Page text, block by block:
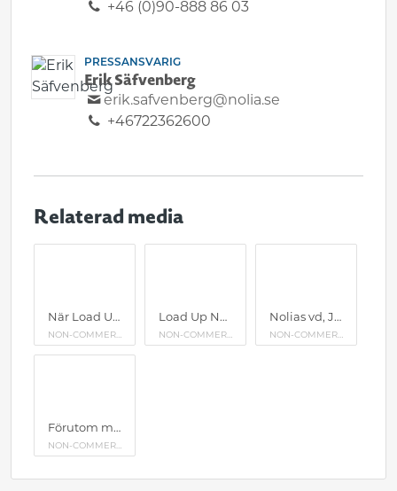
+46 (0)90-888 86 03
PRESSANSVARIG
Erik Säfvenberg
erik.safvenberg@nolia.se
+46722362600
Relaterad media
När Load Up North nu återvänder till Umeå är mässan är mer relevant än någonsin enligt Nolias vd, Jonas Dahlberg.
NON-COMMERCIAL USE
Load Up North är den största branschmässan norr om Stockholm för alla som jobbar inom områdena entreprenadmaskiner, transport, rekrytering, jord och skog samt väg och anläggning. Årets mässa tog ytterligare steg framåt i sin betydelse för norra Sverige.
NON-COMMERCIAL USE
Nolias vd, Jonas Dahlberg, på mässan Load Up North.
NON-COMMERCIAL USE
Förutom många av de största leverantörerna på plats med några av branschens starkaste varumärken har mässan ett stort inomhusområde för transportbilar, pickuper, tillbehör och inredning för de som arbetar i och med sina bilar. Mässan har också demoytor där besökare kan se anläggningsmaskiner i arbete.
NON-COMMERCIAL USE